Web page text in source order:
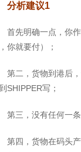
分析建议1
首先明确一点，你
你就要付）；
第二，货物到港后
SHIPPER写；
第三，没有任何一
第四，货物在码头